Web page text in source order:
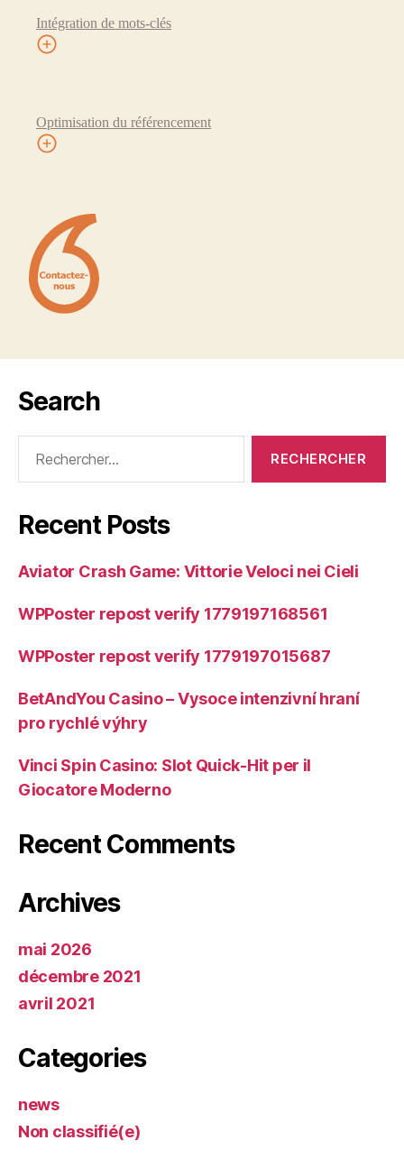
Intégration de mots-clés
Optimisation du référencement
Search
Recent Posts
Aviator Crash Game: Vittorie Veloci nei Cieli
WPPoster repost verify 1779197168561
WPPoster repost verify 1779197015687
BetAndYou Casino – Vysoce intenzivní hraní
pro rychlé výhry
Vinci Spin Casino: Slot Quick‑Hit per il
Giocatore Moderno
Recent Comments
Archives
mai 2026
décembre 2021
avril 2021
Categories
news
Non classifié(e)